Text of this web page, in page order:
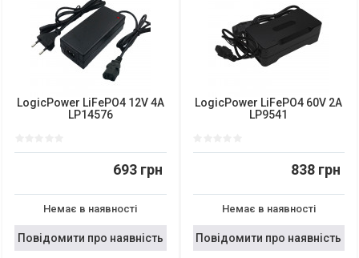
LogicPower LiFePO4 12V 4A
LP14576
693 грн
Немає в наявності
Повідомити про наявність
LogicPower LiFePO4 60V 2A
LP9541
838 грн
Немає в наявності
Повідомити про наявність